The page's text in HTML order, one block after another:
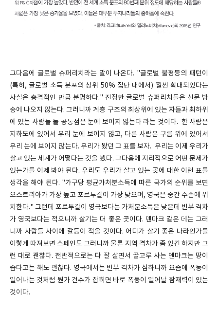
그다음에 글로벌 슈퍼리치라는 말이 나온다. "글로벌 불평등의 패턴이
(특히, 글로벌 소득 분포의 상위 50% 집단 내에서) 훨씬 확대되었다는
사실은 충격적인 만큼 분명하다." 진정한 글로벌 슈퍼리치들은 신문 방
송에 나오지 않는다. 그러니까 계층 구조의 최상위에 있는 자들과 최하위
에 있는 사람들 둘 공통점은 눈에 보이지 않는다 라는 것이다. 한 사람은
지하도에 있어서 우리 눈에 보이지 않고, 다른 사람은 구름 위에 있어서
우리 눈에 보이지 않는다. 우리가 봤던 그 표를 보자. 우리는 이제 우리가
살고 있는 세계가 어떻다는 것을 봤다. 그다음에 지리적으로 어떤 문제가
있는가를 이제 봐야 된다. 우리도 우리가 살고 있는 곳에 대한 이런 표를
생각을 해야 된다. "가구당 평균가처분소득에 따른 국가의 순위를 보면
오스트리아가 가장 높고 포르투갈이 가장 낮으며, 영국은 중간 수준에 위
치한다." 그런데 포르투갈이 영국보다는 가처분소득은 낮은데 빈부 격차
가 영국보다는 적으니까 살기는 더 좋은 곳이다. 덴마크 같은 데는 그러
니까 사람들 사이에 갈등이 적을 것이다. 어디가 살기 좋은 나라인가를
이렇게 따져보면 스페인도 그러니까 물론 지역 격차가 좀 있긴 하지만 그
런 대로 괜찮다. 전반적으로는 다 잘 살면서 골고루 사는 덴마크는 땅이
좁다고는 해도 괜찮다. 영국에서는 빈부 격차가 심하니까 요즘에 폭동이
일어나는 것처럼 뭔가 건수가 잡히면 바로 폭동이 일어날 잠재력이 있는
것이다.